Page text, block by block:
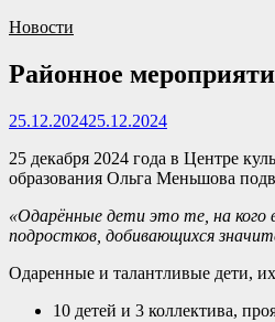
Новости
Районное
25.12.202425.12.2024
25 декабря 2024 года в Центре
образования Ольга Меньшова
«Одарённые дети это те, на кого
подростков, добивающихся
Одаренные и талантливые дети,
10 детей и 3 коллектива,